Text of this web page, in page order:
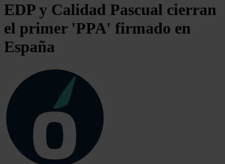
EDP y Calidad Pascual cierran
el primer 'PPA' firmado en
España